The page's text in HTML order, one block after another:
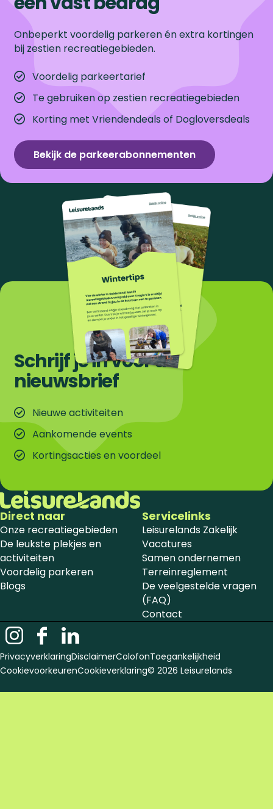
Onbeperkt voordelig parkeren én extra kortingen
bij zestien recreatiegebieden.
Voordelig parkeertarief
Te gebruiken op zestien recreatiegebieden
Korting met Vriendendeals of Dogloversdeals
Bekijk de parkeerabonnementen
Schrijf je in voor de
nieuwsbrief
Nieuwe activiteiten
Aankomende events
Kortingsacties en voordeel
Direct naar
Onze recreatiegebieden
De leukste plekjes en
activiteiten
Voordelig parkeren
Blogs
Servicelinks
Leisurelands Zakelijk
Vacatures
Samen ondernemen
Terreinreglement
De veelgestelde vragen
(FAQ)
Contact
I
n
s
F
a
c
L
i
n
PrivacyverklaringDisclaimerColofonToegankelijkheid
CookievoorkeurenCookieverklaring© 2026 Leisurelands